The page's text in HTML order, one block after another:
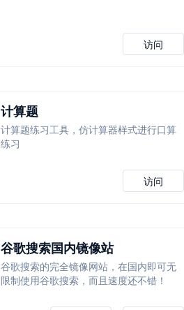
访问
计算题
计算题练习工具，仿计算器样式进行口算
练习
访问
谷歌搜索国内镜像站
谷歌搜索的完全镜像网站，在国内即可无
限制使用谷歌搜索，而且速度还不错！